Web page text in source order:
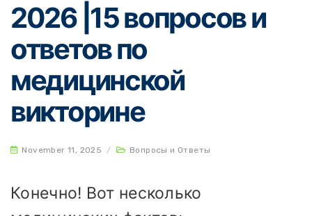
2026 |15 вопросов и
ответов по
медицинской
викторине
November 11, 2025 / Вопросы и Ответы
Конечно! Вот несколько